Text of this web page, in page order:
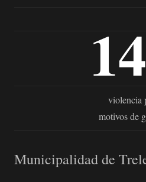
violencia
motivos de
Municipalidad de